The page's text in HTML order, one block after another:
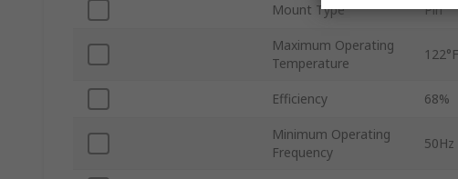
Mount Type Pin
Maximum Operating
Temperature
122°F
Efficiency 68%
Minimum Operating
Frequency
50Hz